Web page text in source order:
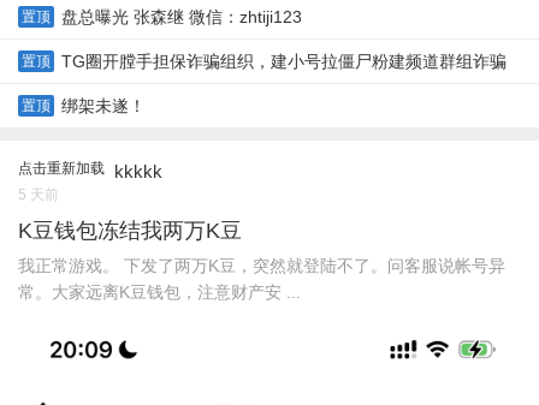
置顶 盘总曝光 张森继 微信：zhtiji123
置顶 TG圈开膛手担保诈骗组织，建小号拉僵尸粉建频道群组诈骗
置顶 绑架未遂！
点击重新加载 kkkkk
5 天前
K豆钱包冻结我两万K豆
我正常游戏。 下发了两万K豆，突然就登陆不了。问客服说帐号异
常。大家远离K豆钱包，注意财产安 ...